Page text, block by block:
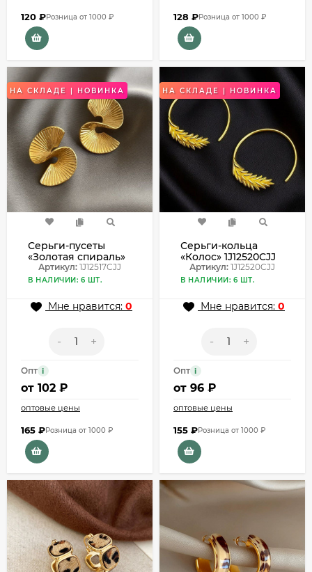
120 ₽Розница от 1000 ₽ 128 ₽Розница от 1000 ₽
НА СКЛАДЕ | НОВИНКА
Серьги-пусеты
«Золотая спираль»
1J12517CJJ
Артикул: 1J12517CJJ
В НАЛИЧИИ: 6 ШТ.
Мне нравится: 0
- +
Опт i
от 102 ₽
оптовые цены
165 ₽Розница от 1000 ₽
НА СКЛАДЕ | НОВИНКА
Серьги-кольца
«Колос» 1J12520CJJ
Артикул: 1J12520CJJ
В НАЛИЧИИ: 6 ШТ.
Мне нравится: 0
- +
Опт i
от 96 ₽
оптовые цены
155 ₽Розница от 1000 ₽